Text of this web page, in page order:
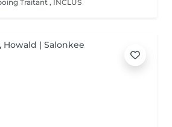
Traitant , INCLUS